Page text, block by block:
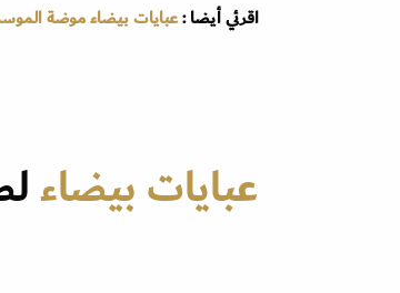
اقرئي أيضا :عبايات بيضاء موضة
عبايات بيضاء